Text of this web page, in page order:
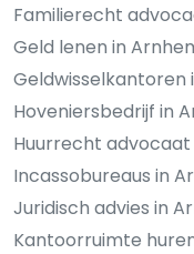
Familierecht
Geld lenen in
Geldwisselkantoren
Hoveniersbedrijf in
Huurrecht
Incassobureaus in
Juridisch advies in
Kantoorruimte